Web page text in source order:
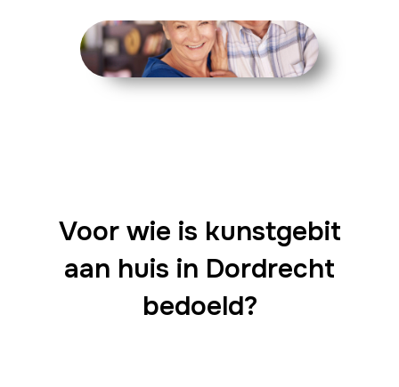
Voor wie is kunstgebit
aan huis in Dordrecht
bedoeld?